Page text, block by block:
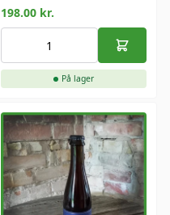
198.00 kr.
På lager